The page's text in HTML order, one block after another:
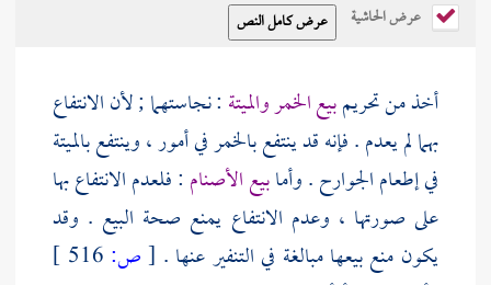
عرض الحاشية
أخذ من تحريمبيع الخمر والميتة : نجاستهما ; لأن الانتفاع
بهما لم يعدم . فإنه قد ينتفع بالخمر في أمور ، وينتفع بالميتة
في إطعام الجوارح . وأمابيع الأصنام : فلعدم الانتفاع بها
على صورتها ، وعدم الانتفاع يمنع صحة البيع . وقد
يكون منع بيعها مبالغة في التنفير عنها . [ص: